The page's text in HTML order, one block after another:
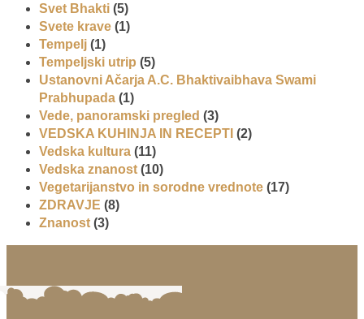
Svet Bhakti (5)
Svete krave (1)
Tempelj (1)
Tempeljski utrip (5)
Ustanovni Ačarja A.C. Bhaktivaibhava Swami
Prabhupada (1)
Vede, panoramski pregled (3)
VEDSKA KUHINJA IN RECEPTI (2)
Vedska kultura (11)
Vedska znanost (10)
Vegetarijanstvo in sorodne vrednote (17)
ZDRAVJE (8)
Znanost (3)